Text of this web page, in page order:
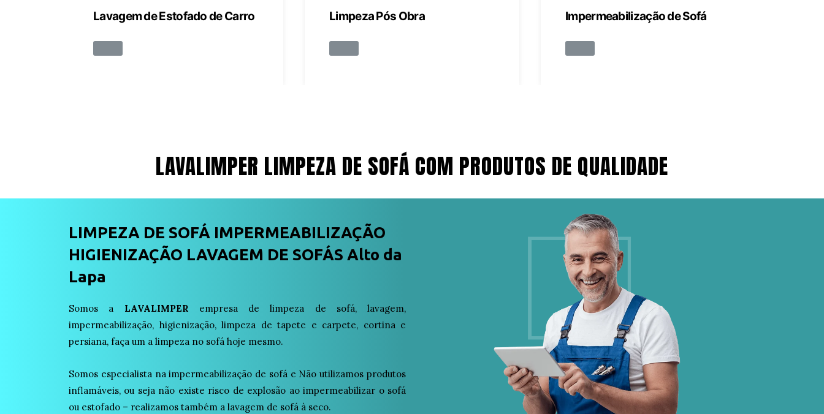
Lavagem de Estofado de Carro Limpeza Pós Obra Impermeabilização de Sofá
LAVALIMPER LIMPEZA DE SOFÁ COM PRODUTOS DE QUALIDADE
LIMPEZA DE SOFÁ IMPERMEABILIZAÇÃO
HIGIENIZAÇÃO LAVAGEM DE SOFÁS Alto da
Lapa
Somos a LAVALIMPER empresa de limpeza de sofá, lavagem,
impermeabilização, higienização, limpeza de tapete e carpete, cortina e
persiana, faça um a limpeza no sofá hoje mesmo.
Somos especialista na impermeabilização de sofá e Não utilizamos produtos
inflamáveis, ou seja não existe risco de explosão ao impermeabilizar o sofá
ou estofado – realizamos também a lavagem de sofá à seco.